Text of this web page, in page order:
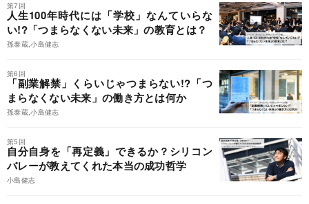
第7回
人生100年時代には「学校」なんていらな
い!?「つまらなくない未来」の教育とは？
孫泰蔵,小島健志
第6回
「副業解禁」くらいじゃつまらない!?「つ
まらなくない未来」の働き方とは何か
孫泰蔵,小島健志
第5回
自分自身を「再定義」できるか？シリコン
バレーが教えてくれた本当の成功哲学
小島健志